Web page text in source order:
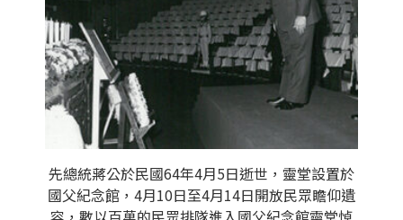
先總統蔣公於民國64年4月5日逝世，靈堂設置於
國父紀念館，4月10日至4月14日開放民眾瞻仰遺